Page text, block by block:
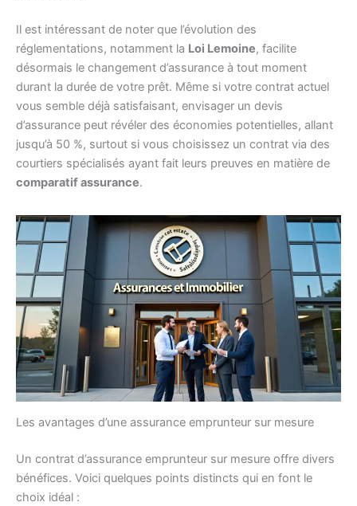
Il est intéressant de noter que l’évolution des
réglementations, notamment la Loi Lemoine, facilite
désormais le changement d’assurance à tout moment
durant la durée de votre prêt. Même si votre contrat actuel
vous semble déjà satisfaisant, envisager un devis
d’assurance peut révéler des économies potentielles, allant
jusqu’à 50 %, surtout si vous choisissez un contrat via des
courtiers spécialisés ayant fait leurs preuves en matière de
comparatif assurance.
Les avantages d’une assurance emprunteur sur mesure
Un contrat d’assurance emprunteur sur mesure offre divers
bénéfices. Voici quelques points distincts qui en font le
choix idéal :